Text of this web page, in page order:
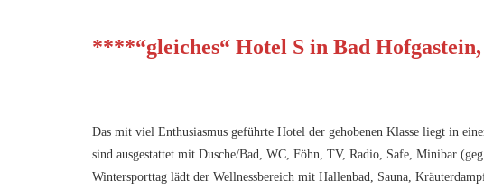
****“gleiches“ Hotel S in Bad
Das mit viel Enthusiasmus geführte Hotel der gehobenen Klasse liegt in
sind ausgestattet mit Dusche/Bad, WC, Föhn, TV, Radio, Safe, Minibar
Wintersporttag lädt der Wellnessbereich mit Hallenbad, Sauna,